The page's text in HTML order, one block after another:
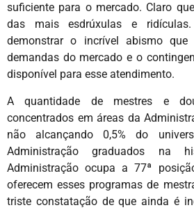
suficiente para o mercado. Claro
das mais esdrúxulas e
demonstrar o incrível abismo
demandas do mercado e o
disponível para esse atendimento.
A quantidade de mestres e
concentrados em áreas da
não alcançando 0,5% do
Administração graduados na
Administração ocupa a 77ª
oferecem esses programas de
triste constatação de que ainda é